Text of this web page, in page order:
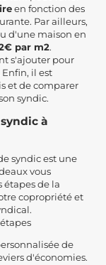
en fonction des
Par ailleurs,
d'une maison en
par m2.
s'ajouter pour
il est
et de comparer
syndic.
à
syndic est une
vous
de la
copropriété et
de
d'économies.